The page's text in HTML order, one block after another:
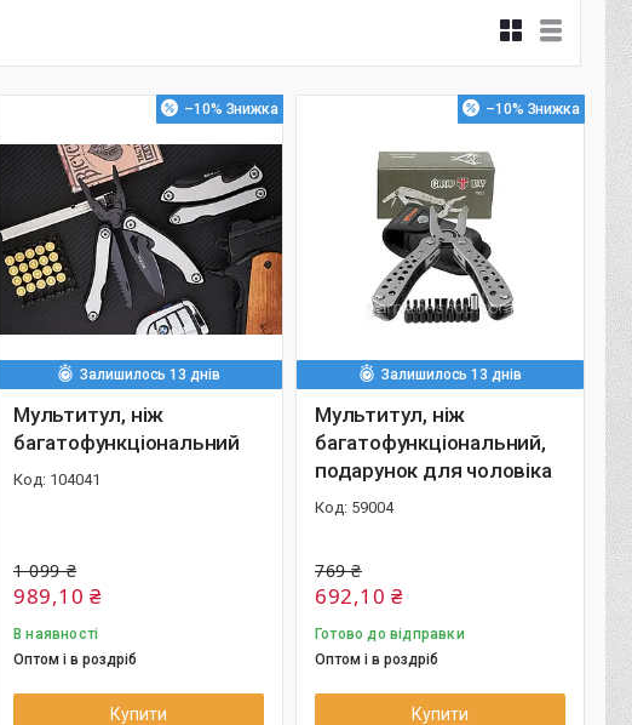
–10%
Залишилось 13 днів
Мультитул, ніж
багатофункціональний
104041
1 099 ₴
989,10 ₴
В наявності
Оптом і в роздріб
Купити
–10%
Залишилось 13 днів
Мультитул, ніж
багатофункціональний,
подарунок для чоловіка
59004
769 ₴
692,10 ₴
Готово до відправки
Оптом і в роздріб
Купити